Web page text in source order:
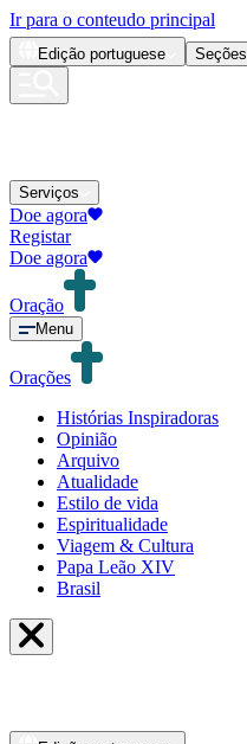
Ir para o conteudo principal
Edição portuguese Seções
Serviços
Doe agora
Registar
Doe agora
Oração
Menu
Orações
Histórias Inspiradoras
Opinião
Arquivo
Atualidade
Estilo de vida
Espiritualidade
Viagem & Cultura
Papa Leão XIV
Brasil